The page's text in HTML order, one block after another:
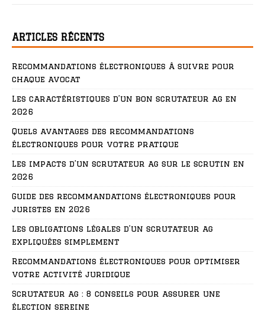
ARTICLES RÉCENTS
Recommandations électroniques à suivre pour
chaque avocat
Les caractéristiques d’un bon scrutateur ag en
2026
Quels avantages des recommandations
électroniques pour votre pratique
Les impacts d’un scrutateur ag sur le scrutin en
2026
Guide des recommandations électroniques pour
juristes en 2026
Les obligations légales d’un scrutateur ag
expliquées simplement
Recommandations électroniques pour optimiser
votre activité juridique
Scrutateur ag : 8 conseils pour assurer une
élection sereine